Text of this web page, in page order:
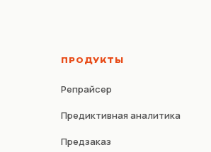
ПРОДУКТЫ
Репрайсер
Предиктивная аналитика
Предзаказ